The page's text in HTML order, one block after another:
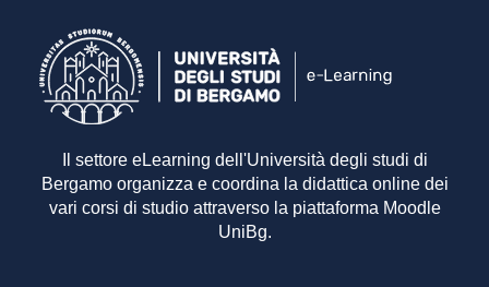
Il settore eLearning dell'Università degli studi di
Bergamo organizza e coordina la didattica online dei
vari corsi di studio attraverso la piattaforma Moodle
UniBg.